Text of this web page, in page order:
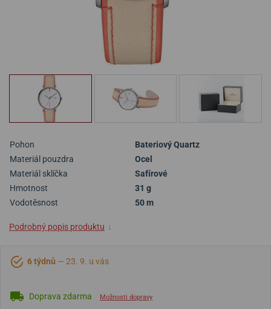
Pohon
Bateriový Quartz
Materiál pouzdra
Ocel
Materiál sklíčka
Safírové
Hmotnost
31 g
Vodotěsnost
50 m
Podrobný popis produktu ↓
6 týdnů — 23. 9. u vás
Doprava zdarma Možnosti dopravy